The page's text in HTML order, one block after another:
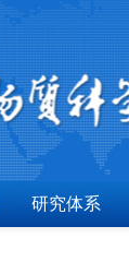
研究体系